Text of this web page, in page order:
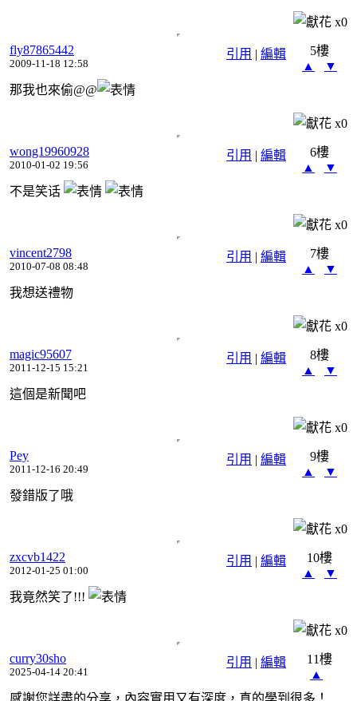
x0
引用 | 編輯
fly87865442
2009-11-18 12:58
5樓
▲
▼
那我也來偷@@
x0
引用 | 編輯
wong19960928
2010-01-02 19:56
6樓
▲
▼
不是笑话
x0
引用 | 編輯
vincent2798
2010-07-08 08:48
7樓
▲
▼
我想送禮物
x0
引用 | 編輯
magic95607
2011-12-15 15:21
8樓
▲
▼
這個是新聞吧
x0
引用 | 編輯
Pey
2011-12-16 20:49
9樓
▲
▼
發錯版了哦
x0
引用 | 編輯
zxcvb1422
2012-01-25 01:00
10樓
▲
▼
我竟然笑了!!!
x0
引用 | 編輯
curry30sho
2025-04-14 20:41
11樓
▲
感謝您詳盡的分享，內容實用又有深度，真的學到很多！